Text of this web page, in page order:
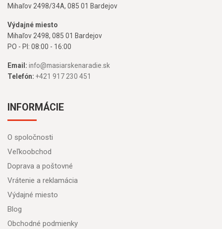
Mihaľov 2498/34A, 085 01 Bardejov
Výdajné miesto
Mihaľov 2498, 085 01 Bardejov
PO - PI: 08:00 - 16:00
Email: info@masiarskenaradie.sk
Telefón: +421 917 230 451
INFORMÁCIE
O spoločnosti
Veľkoobchod
Doprava a poštovné
Vrátenie a reklamácia
Výdajné miesto
Blog
Obchodné podmienky